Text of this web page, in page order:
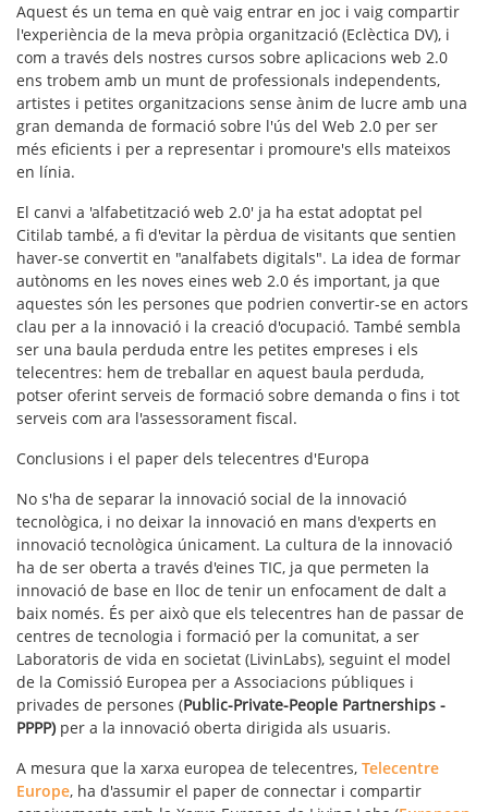
Aquest és un tema en què vaig entrar en joc i vaig compartir
l'experiència de la meva pròpia organització (Eclèctica DV), i
com a través dels nostres cursos sobre aplicacions web 2.0
ens trobem amb un munt de professionals independents,
artistes i petites organitzacions sense ànim de lucre amb una
gran demanda de formació sobre l'ús del Web 2.0 per ser
més eficients i per a representar i promoure's ells mateixos
en línia.
El canvi a 'alfabetització web 2.0' ja ha estat adoptat pel
Citilab també, a fi d'evitar la pèrdua de visitants que sentien
haver-se convertit en "analfabets digitals". La idea de formar
autònoms en les noves eines web 2.0 és important, ja que
aquestes són les persones que podrien convertir-se en actors
clau per a la innovació i la creació d'ocupació. També sembla
ser una baula perduda entre les petites empreses i els
telecentres: hem de treballar en aquest baula perduda,
potser oferint serveis de formació sobre demanda o fins i tot
serveis com ara l'assessorament fiscal.
Conclusions i el paper dels telecentres d'Europa
No s'ha de separar la innovació social de la innovació
tecnològica, i no deixar la innovació en mans d'experts en
innovació tecnològica únicament. La cultura de la innovació
ha de ser oberta a través d'eines TIC, ja que permeten la
innovació de base en lloc de tenir un enfocament de dalt a
baix només. És per això que els telecentres han de passar de
centres de tecnologia i formació per la comunitat, a ser
Laboratoris de vida en societat (LivinLabs), seguint el model
de la Comissió Europea per a Associacions públiques i
privades de persones (Public-Private-People Partnerships -
PPPP)per a la innovació oberta dirigida als usuaris.
A mesura que la xarxa europea de telecentres, Telecentre
Europe, ha d'assumir el paper de connectar i compartir